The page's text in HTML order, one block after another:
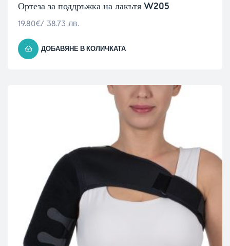
Ортеза за поддръжка на лакътя W205
19.80€/ 38.73 лв.
ДОБАВЯНЕ В КОЛИЧКАТА